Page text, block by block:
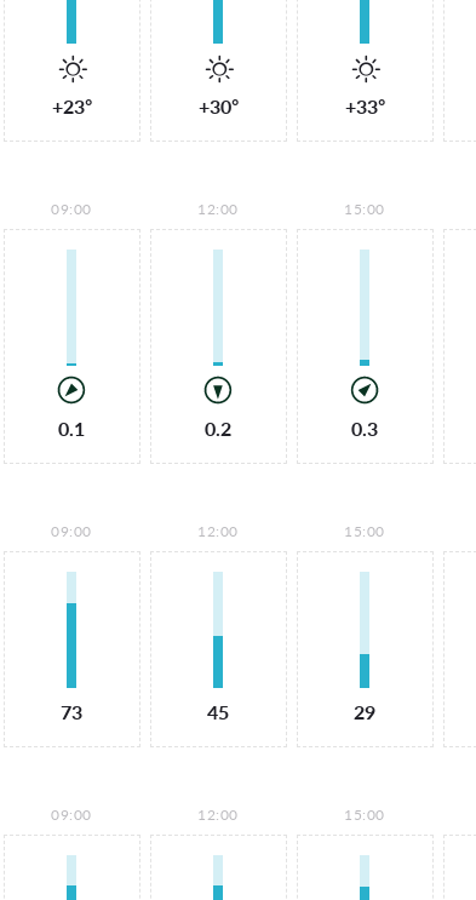
+23° +30° +33°
09:00
0.1
12:00
0.2
15:00
0.3
09:00
73
12:00
45
15:00
29
09:00 12:00 15:00